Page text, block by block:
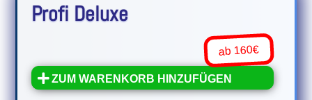
Profi Deluxe
ab 160€
ZUM WARENKORB HINZUFÜGEN